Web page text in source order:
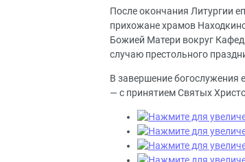
После окончания Литургии
прихожане храмов
Божией Матери вокруг
случаю престольного
В завершение богослужения
— с принятием Святых